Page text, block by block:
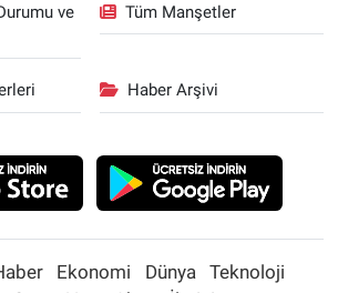
ve
Tüm Manşetler
Haber Arşivi
Ekonomi Dünya
Teknoloji